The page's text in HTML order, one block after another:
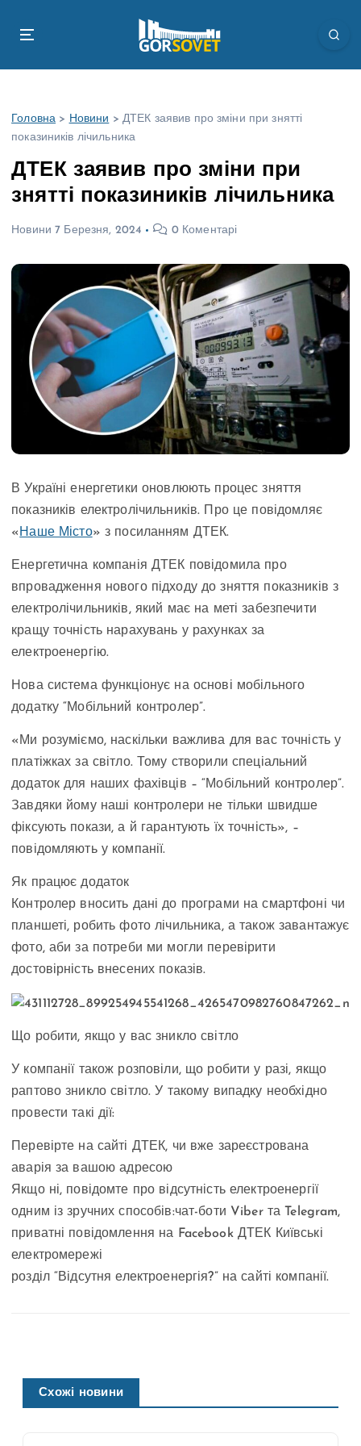
Головна > Новини > ДТЕК заявив про зміни при знятті
показиників лічильника
ДТЕК заявив про зміни при
знятті показиників лічильника
Новини 7 Березня, 2024 0 Коментарі
В Україні енергетики оновлюють процес зняття
показників електролічильників. Про це повідомляє
« Наше Місто» з посиланням ДТЕК.
Енергетична компанія ДТЕК повідомила про
впровадження нового підходу до зняття показників з
електролічильників, який має на меті забезпечити
кращу точність нарахувань у рахунках за
електроенергію.
Нова система функціонує на основі мобільного
додатку “Мобільний контролер”.
«Ми розуміємо, наскільки важлива для вас точність у
платіжках за світло. Тому створили спеціальний
додаток для наших фахівців – “Мобільний контролер”.
Завдяки йому наші контролери не тільки швидше
фіксують покази, а й гарантують їх точність», –
повідомляють у компанії.
Як працює додаток
Контролер вносить дані до програми на смартфоні чи
планшеті, робить фото лічильника, а також завантажує
фото, аби за потреби ми могли перевірити
достовірність внесених показів.
Що робити, якщо у вас зникло світло
У компанії також розповіли, що робити у разі, якщо
раптово зникло світло. У такому випадку необхідно
провести такі дії:
Перевірте на сайті ДТЕК, чи вже зареєстрована
аварія за вашою адресою
Якщо ні, повідомте про відсутність електроенергії
одним із зручних способів:чат-боти Viber та Telegram,
приватні повідомлення на Facebook ДТЕК Київські
електромережі
розділ “Відсутня електроенергія?” на сайті компанії.
Схожі новини